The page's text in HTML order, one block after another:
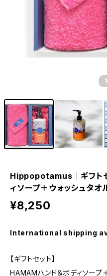
1
Hippopotamus｜ギフト
ィソープ＋ウォッシュタオ
¥8,250
International shipping
【ギフトセット】
HAMAMハンド＆ボディソープ